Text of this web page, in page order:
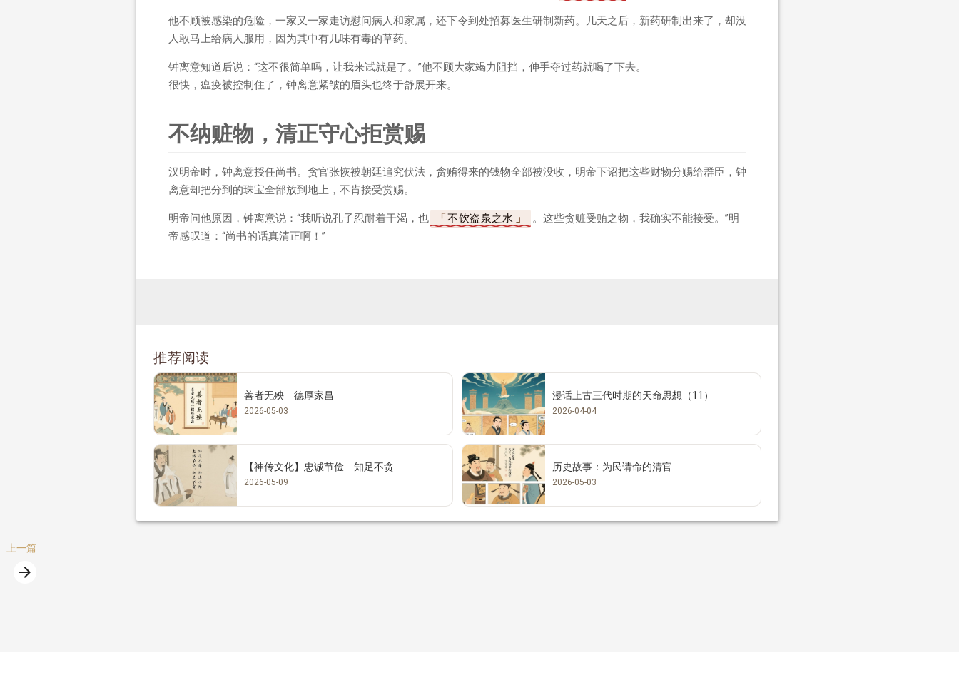
他不顾被感染的危险，一家又一家走访慰问病人和家属，还下令到处招募医生研制新药。几天之后，新药研制出来了，却没
人敢马上给病人服用，因为其中有几味有毒的草药。
钟离意知道后说：“这不很简单吗，让我来试就是了。”他不顾大家竭力阻挡，伸手夺过药就喝了下去。
很快，瘟疫被控制住了，钟离意紧皱的眉头也终于舒展开来。
不纳赃物，清正守心拒赏赐
汉明帝时，钟离意授任尚书。贪官张恢被朝廷追究伏法，贪贿得来的钱物全部被没收，明帝下诏把这些财物分赐给群臣，钟
离意却把分到的珠宝全部放到地上，不肯接受赏赐。
明帝问他原因，钟离意说：“我听说孔子忍耐着干渴，也 不饮盗泉之水
。这些贪赃受贿之物，我确实不能接受。”明
帝感叹道：“尚书的话真清正啊！”
推荐阅读
善者无殃 德厚家昌
2026-05-03
漫话上古三代时期的天命思想（11）
2026-04-04
【神传文化】忠诚节俭 知足不贪
2026-05-09
历史故事：为民请命的清官
2026-05-03
一篇
arrow_forward